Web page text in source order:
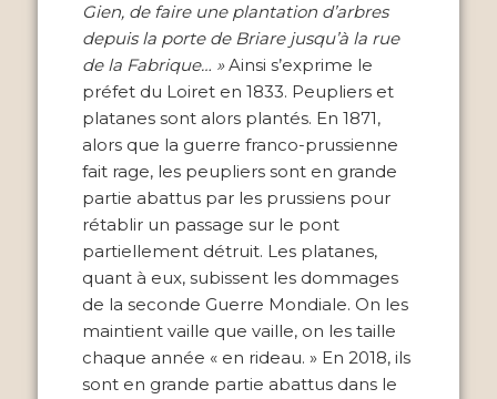
Gien, de faire une plantation d’arbres
depuis la porte de Briare jusqu’à la rue
de la Fabrique… »Ainsi s’exprime le
préfet du Loiret en 1833. Peupliers et
platanes sont alors plantés. En 1871,
alors que la guerre franco-prussienne
fait rage, les peupliers sont en grande
partie abattus par les prussiens pour
rétablir un passage sur le pont
partiellement détruit. Les platanes,
quant à eux, subissent les dommages
de la seconde Guerre Mondiale. On les
maintient vaille que vaille, on les taille
chaque année « en rideau. » En 2018, ils
sont en grande partie abattus dans le